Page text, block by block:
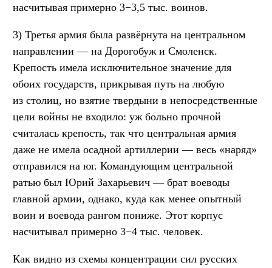
насчитывая примерно 3−3,5 тыс. воинов.
3) Третья армия была развёрнута на центральном
направлении — на Дорогобуж и Смоленск.
Крепость имела исключительное значение для
обоих государств, прикрывая путь на любую
из столиц, но взятие твердыни в непосредственные
цели войны не входило: уж больно прочной
считалась крепость, так что центральная армия
даже не имела осадной артиллерии — весь «наряд»
отправился на юг. Командующим центральной
ратью был Юрий Захарьевич — брат воеводы
главной армии, однако, куда как менее опытный
воин и воевода рангом пониже. Этот корпус
насчитывал примерно 3−4 тыс. человек.
Как видно из схемы концентрации сил русских